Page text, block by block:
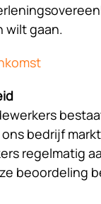
wilt gaan.
bedrijf
regelmatig
beoordeling